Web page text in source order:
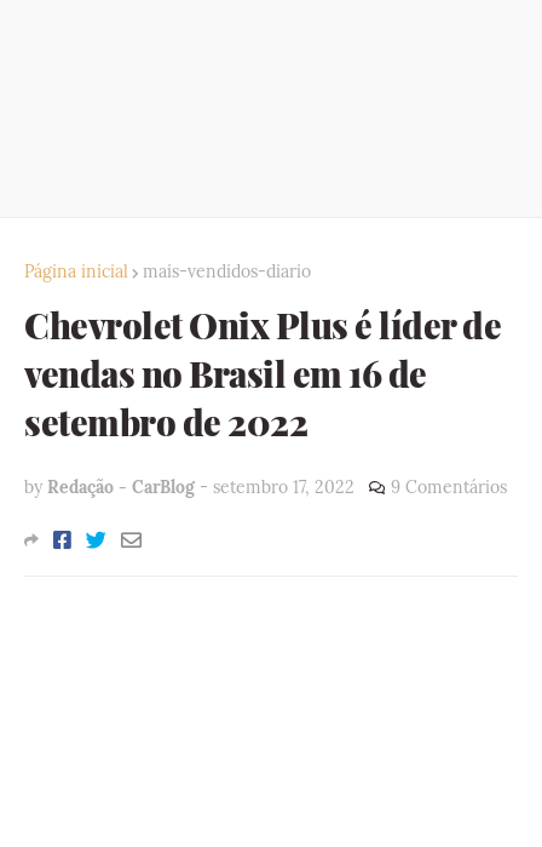
Página inicial mais-vendidos-diario
Chevrolet Onix Plus é líder de
vendas no Brasil em 16 de
setembro de 2022
by Redação - CarBlog - setembro 17, 2022 9 Comentários